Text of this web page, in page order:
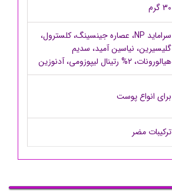
30 گرم
سراماید NP، عصاره جینسینگ، کلسترول،
گلیسیرین، نیاسین آمید، سدیم
هیالورونات، 2% رتینال لیپوزومی، آدنوزین
برای انواع پوست
ترکیبات مضر